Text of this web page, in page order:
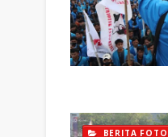
BERITA FOTO